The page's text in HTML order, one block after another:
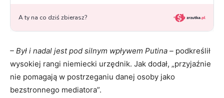
– Był i nadal jest pod silnym wpływem Putina – podkreślił
wysokiej rangi niemiecki urzędnik. Jak dodał, „przyjaźnie
nie pomagają w postrzeganiu danej osoby jako
bezstronnego mediatora”.